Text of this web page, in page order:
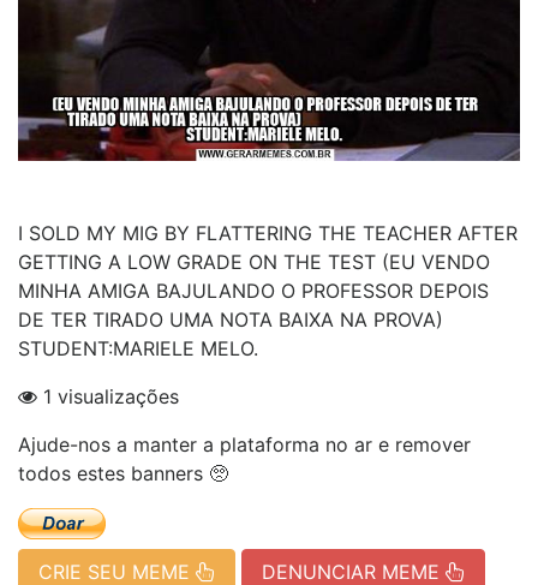
I SOLD MY MIG BY FLATTERING THE TEACHER AFTER
GETTING A LOW GRADE ON THE TEST (EU VENDO
MINHA AMIGA BAJULANDO O PROFESSOR DEPOIS
DE TER TIRADO UMA NOTA BAIXA NA PROVA)
STUDENT:MARIELE MELO.
1 visualizações
Ajude-nos a manter a plataforma no ar e remover
todos estes banners 🥺
CRIE SEU MEME DENUNCIAR MEME